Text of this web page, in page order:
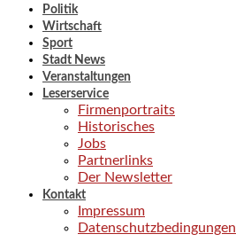
Politik
Wirtschaft
Sport
Stadt News
Veranstaltungen
Leserservice
Firmenportraits
Historisches
Jobs
Partnerlinks
Der Newsletter
Kontakt
Impressum
Datenschutzbedingungen